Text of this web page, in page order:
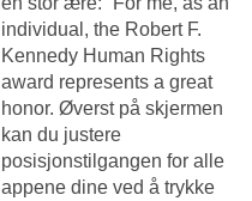
individual, the Robert F.
Kennedy Human Rights
award represents a great
honor. Øverst på skjermen
kan du justere
posisjonstilgangen for alle
appene dine ved å trykke